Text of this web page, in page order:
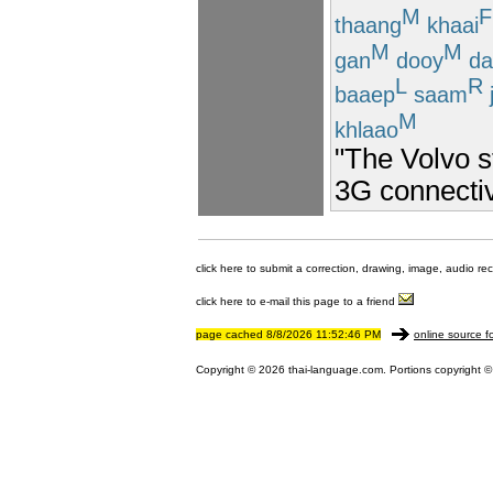
thaangM khaaiF
ganM dooyM
baaepL saamR
khlaaoM
"The Volvo
3G
click here to submit a correction, drawing, image, audio
click here to e-mail this page to a friend
page cached 8/8/2026 11:52:46 PM online source
Copyright © 2026 thai-language.com. Portions copyright